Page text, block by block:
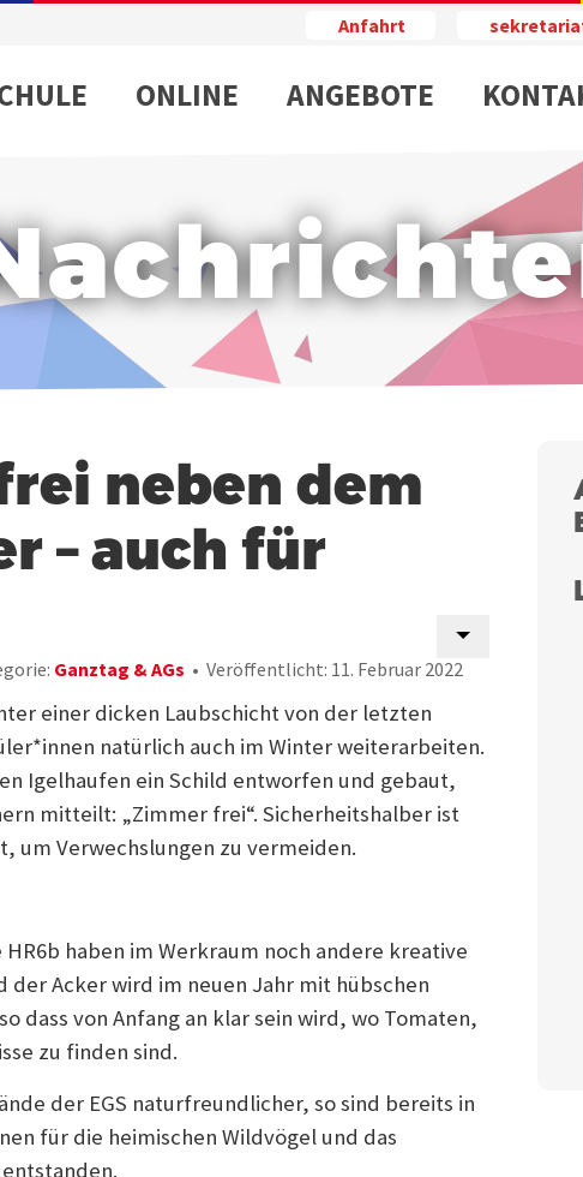
Anfahrt
ONLINE ANGEBOTE
neben dem
– auch für
Ganztag & AGs Veröffentlicht: 11. Februar 2022
einer dicken Laubschicht von der letzten
natürlich auch im Winter weiterarbeiten.
Igelhaufen ein Schild entworfen und gebaut,
mitteilt: „Zimmer frei“. Sicherheitshalber ist
um Verwechslungen zu vermeiden.
haben im Werkraum noch andere kreative
Acker wird im neuen Jahr mit hübschen
dass von Anfang an klar sein wird, wo Tomaten,
zu finden sind.
der EGS naturfreundlicher, so sind bereits in
für die heimischen Wildvögel und das